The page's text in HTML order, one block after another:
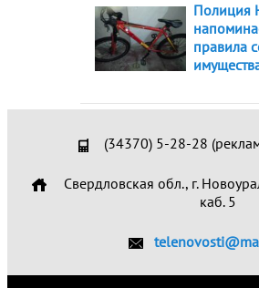
Полиция
правила
(34370) 5-28-28
Свердловская обл., г.
каб. 5